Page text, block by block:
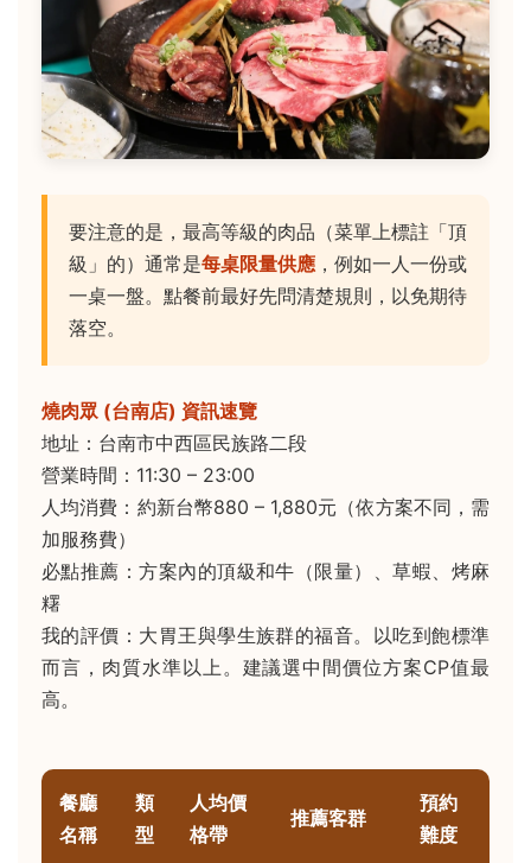
要注意的是，最高等級的肉品（菜單上標註「頂
級」的）通常是每桌限量供應 ，例如一人一份或
一桌一盤。點餐前最好先問清楚規則，以免期待
落空。
燒肉眾 (台南店) 資訊速覽
地址：台南市中西區民族路二段
營業時間：11:30 – 23:00
人均消費：約新台幣880 – 1,880元（依方案不同，需
加服務費）
必點推薦：方案內的頂級和牛（限量）、草蝦、烤麻
糬
我的評價：大胃王與學生族群的福音。以吃到飽標準
而言，肉質水準以上。建議選中間價位方案CP值最
高。
餐廳
名稱
類
型
人均價
格帶
推薦客群
預約
難度